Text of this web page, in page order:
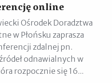
online
Ośrodek Doradztwa
w Płońsku zaprasza
zdalnej pn.
odnawialnych w
rozpocznie się 16...